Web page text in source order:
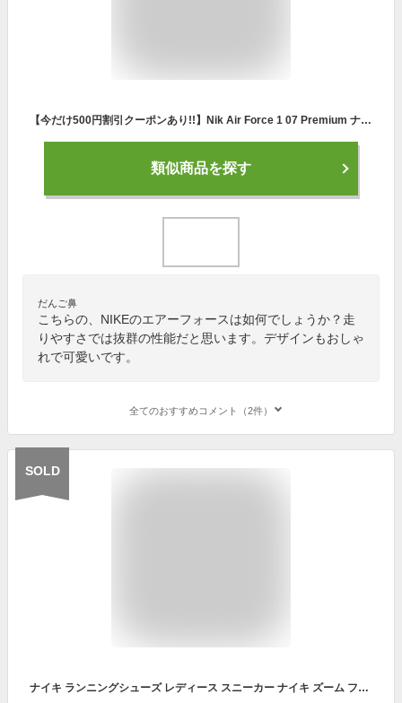
【今だけ500円割引クーポンあり!!】Nik Air Force 1 07 Premium ナイキ エアフォース 1 プレミアム レッド 896185-601 ウィメンズ レディース スニーカー ランニングシューズ
類似商品を探す
だんご鼻
こちらの、NIKEのエアーフォースは如何でしょうか？走
りやすさでは抜群の性能だと思います。デザインもおしゃ
れで可愛いです。
全てのおすすめコメント（2件）
SOLD
ナイキ ランニングシューズ レディース スニーカー ナイキ ズーム フライ SP NIKE NIKE ZOOM FLY SP AJ8229 靴 シューズ ローカット 軽量 運動 お出かけ スポーツ ジョギング ランニング ワークアウト シンプル 人気 ピンク べージュ